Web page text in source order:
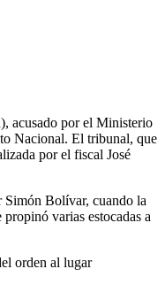
acusado por el Ministerio
Nacional. El tribunal, que
por el fiscal José
Simón Bolívar, cuando la
varias estocadas a
orden al lugar